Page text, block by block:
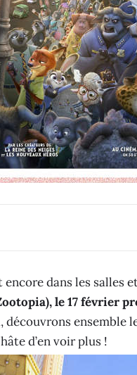
encore dans les salles
le 17 février
découvrons ensemble
d’en voir plus !